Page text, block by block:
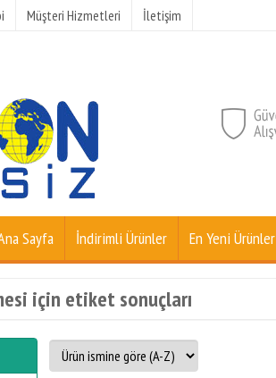
Müşteri Hizmetleri İletişim
Sayfa İndirimli Ürünler En Yeni Ürünler
için etiket sonuçları